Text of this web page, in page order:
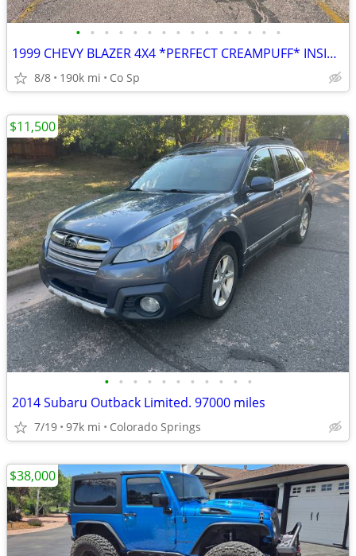
• • • • • • • • • • • • • • •
1999 CHEVY BLAZER 4X4 *PERFECT CREAMPUFF* INSIDE & OUT!!
8/8 190k mi Co Sp
• • • • • • • • • • •
2014 Subaru Outback Limited. 97000 miles
7/19 97k mi Colorado Springs
$11,500
$38,000